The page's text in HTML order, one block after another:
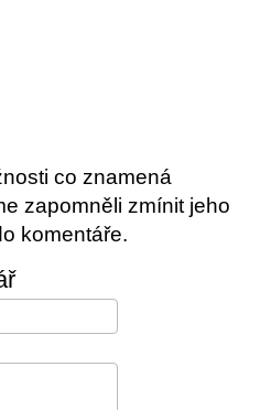
co znamená
zapomněli zmínit jeho
komentáře.